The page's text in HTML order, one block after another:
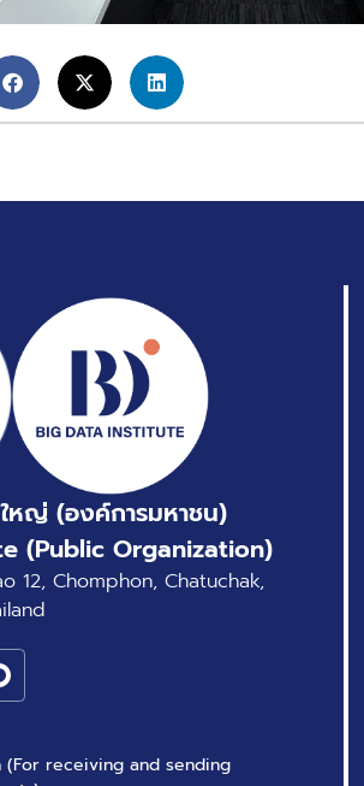
หญ่ (องค์การมหาชน)
(Public Organization)
12, Chomphon, Chatuchak,
(For receiving and sending